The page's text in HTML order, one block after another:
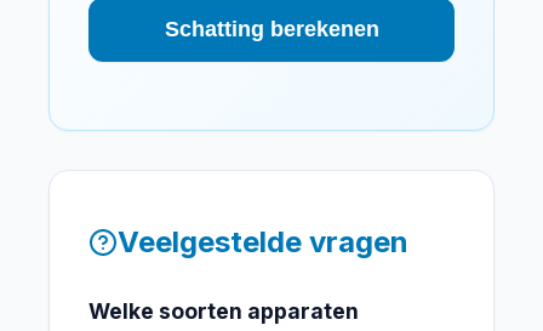
Schatting berekenen
Veelgestelde vragen
Welke soorten apparaten